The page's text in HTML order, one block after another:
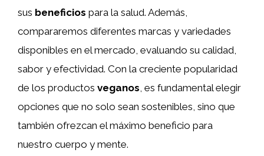
sus beneficios para la salud. Además,
compararemos diferentes marcas y variedades
disponibles en el mercado, evaluando su calidad,
sabor y efectividad. Con la creciente popularidad
de los productos veganos , es fundamental elegir
opciones que no solo sean sostenibles, sino que
también ofrezcan el máximo beneficio para
nuestro cuerpo y mente.